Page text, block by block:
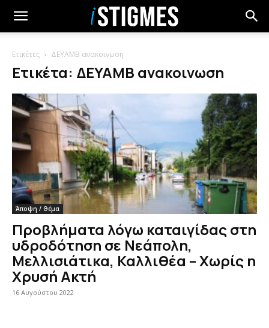
Ετικέτες ΔΕΥΑΜΒ ανακοινωση
Ετικέτα: ΔΕΥΑΜΒ ανακοινωση
Άποψη / Θέμα
Προβλήματα λόγω καταιγίδας στη
υδροδότηση σε Νεάπολη,
Μελλισιάτικα, Καλλιθέα – Χωρίς η
Χρυσή Ακτή
16 Αυγούστου 2022